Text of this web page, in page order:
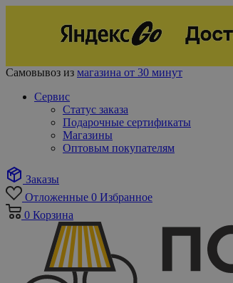
Самовывоз из магазина от 30 минут
Сервис
Статус заказа
Подарочные сертификаты
Магазины
Оптовым покупателям
Заказы
Отложенные 0 Избранное
0 Корзина